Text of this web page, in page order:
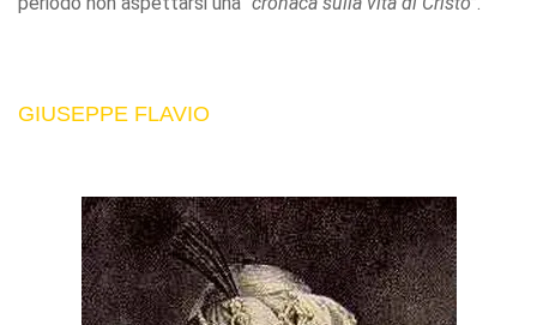
GIUSEPPE FLAVIO